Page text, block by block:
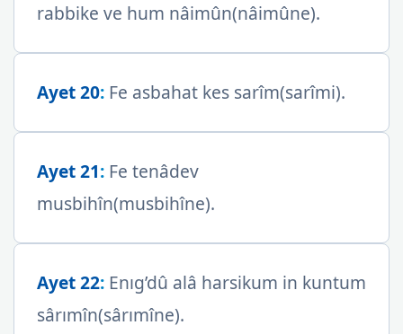
rabbike ve hum nâimûn(nâimûne).
Ayet 20: Fe asbahat kes sarîm(sarîmi).
Ayet 21: Fe tenâdev
musbihîn(musbihîne).
Ayet 22: Enıg’dû alâ harsikum in kuntum
sârımîn(sârımîne).